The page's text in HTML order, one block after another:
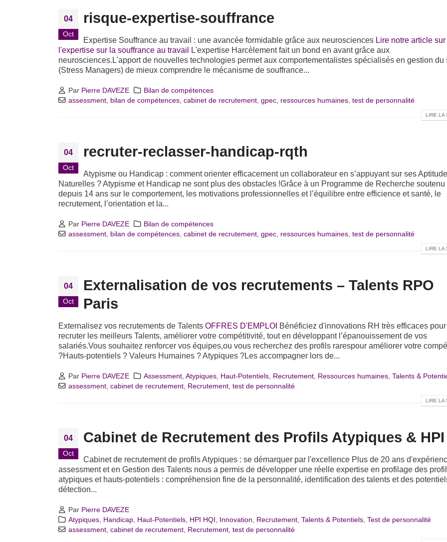
04
Oct
risque-expertise-souffrance
Expertise Souffrance au travail : une avancée formidable grâce aux neurosciences Lire notre article sur
l'expertise sur la souffrance au travail
L'expertise Harcèlement fait un bond en avant grâce aux
neurosciences.L'apport de nouvelles technologies permet aux comportementalistes spécialisés en gestion du
(Stress Managers) de mieux comprendre le mécanisme de souffrance...
Par Pierre DAVEZE
Bilan de compétences
assessment bilan de compétences ,cabinet de recrutement ,gpec ressources humaines ,test de personnalité
LIRE LA
04
Oct
recruter-reclasser-handicap-rqth
Atypisme ou Handicap : comment orienter efficacement un collaborateur en s’appuyant sur ses
Naturelles ? Atypisme et Handicap ne sont plus des obstacles !Grâce à un Programme de Recherche soutenu
depuis 14 ans sur le comportement, les motivations professionnelles et l’équilibre entre efficience et santé, le
recrutement, l’orientation et la...
Par Pierre DAVEZE
Bilan de compétences
assessment bilan de compétences ,cabinet de recrutement ,gpec ressources humaines ,test de personnalité
LIRE LA
04
Oct
Externalisation de vos recrutements – Talents RPO
Paris
Externalisez vos recrutements de Talents OFFRES D'EMPLOI Bénéficiez d'innovations RH très efficaces pour
recruter les meilleurs Talents, améliorer votre compétitivité, tout en développant l’épanouissement de vos
salariés.Vous souhaitez renforcer vos équipes,ou vous recherchez des profils rarespour améliorer votre
?Hauts-potentiels ? Valeurs Humaines ? Atypiques ?Les accompagner lors de...
Par Pierre DAVEZE Assessment, Atypiques, Haut-Potentiels, Recrutement, Ressources humaines, Talents &
assessment ,cabinet de recrutement Recrutement ,test de personnalité
LIRE LA
04
Oct
Cabinet de Recrutement des Profils Atypiques & HPI
Cabinet de recrutement de profils Atypiques : se démarquer par l'excellence Plus de 20 ans
assessment et en Gestion des Talents nous a permis de développer une réelle expertise en profilage des
atypiques et hauts-potentiels : compréhension fine de la personnalité, identification des talents et des
détection...
Par Pierre DAVEZE
Atypiques Handicap Haut-Potentiels HPI HQI Innovation Recrutement ,Talents & Potentiels ,Test de personnalité
assessment ,cabinet de recrutement Recrutement ,test de personnalité